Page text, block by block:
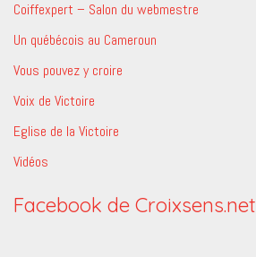
Coiffexpert – Salon du webmestre
Un québécois au Cameroun
Vous pouvez y croire
Voix de Victoire
Eglise de la Victoire
Vidéos
Facebook de Croixsens.net